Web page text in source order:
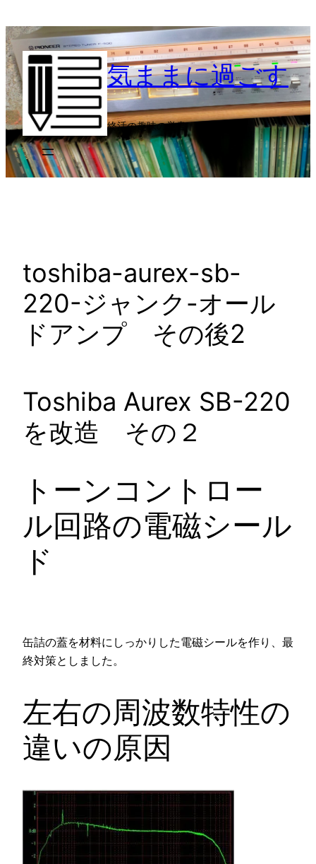
容
を
ス
キ
ッ
プ
気ままに過ごす
終活の趣味の覚書
toshiba-aurex-sb-
220-ジャンク-オール
ドアンプ その後2
Toshiba Aurex SB-220
を改造 その２
トーンコントロー
ル回路の電磁シール
ド
缶詰の蓋を材料にしっかりした電磁シールを作り、最
終対策としました。
左右の周波数特性の
違いの原因